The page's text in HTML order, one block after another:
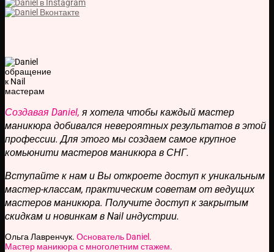
Создавая Daniel, я хотела чтобы каждый мастер
маникюра добивался невероятных результатов в этой
профессии. Для этого мы создаем самое крупное
комьюнити мастеров маникюра в СНГ.
Вступайте к нам и Вы откроете доступ к уникальным
мастер-классам, практическим советам от ведущих
мастеров маникюра. Получите доступ к закрытым
скидкам и новинкам в Nail индустрии.
Ольга Лавренчук. Основатель Daniel.
Мастер маникюра с многолетним стажем.